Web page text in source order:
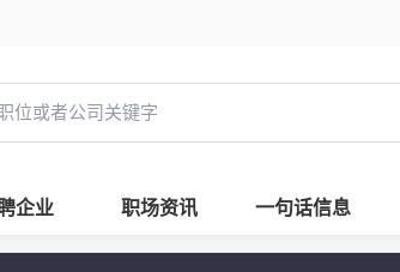
企业 职场资讯 一句话信息